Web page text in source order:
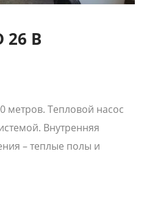
26 В
Тепловой насос
Внутренняя
– теплые полы и